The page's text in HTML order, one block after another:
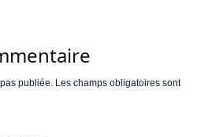
publiée. Les champs obligatoires sont